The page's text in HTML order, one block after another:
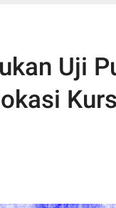
Uji